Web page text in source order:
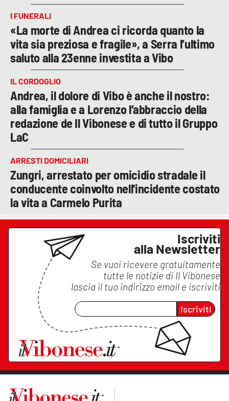
I FUNERALI
«La morte di Andrea ci ricorda quanto la
vita sia preziosa e fragile», a Serra l’ultimo
saluto alla 23enne investita a Vibo
IL CORDOGLIO
Andrea, il dolore di Vibo è anche il nostro:
alla famiglia e a Lorenzo l’abbraccio della
redazione de Il Vibonese e di tutto il Gruppo
LaC
ARRESTI DOMICILIARI
Zungri, arrestato per omicidio stradale il
conducente coinvolto nell'incidente costato
la vita a Carmelo Purita
Iscriviti
alla Newsletter
Se vuoi ricevere gratuitamente
tutte le notizie di Il Vibonese
lascia il tuo indirizzo email e iscriviti
Iscriviti